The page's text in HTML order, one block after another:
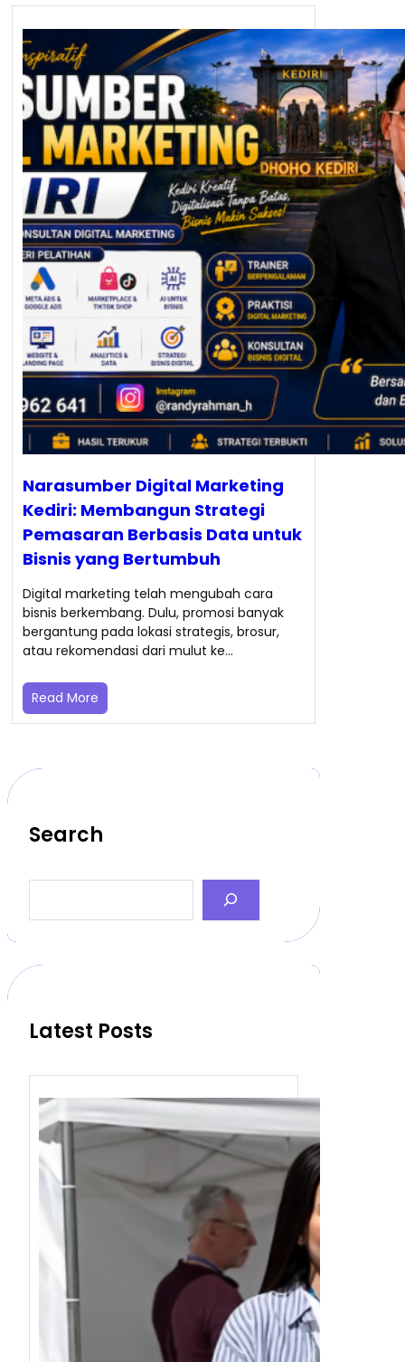
Narasumber Digital Marketing
Kediri: Membangun Strategi
Pemasaran Berbasis Data untuk
Bisnis yang Bertumbuh
Digital marketing telah mengubah cara
bisnis berkembang. Dulu, promosi banyak
bergantung pada lokasi strategis, brosur,
atau rekomendasi dari mulut ke…
Read More
Search
a
c
Latest Posts